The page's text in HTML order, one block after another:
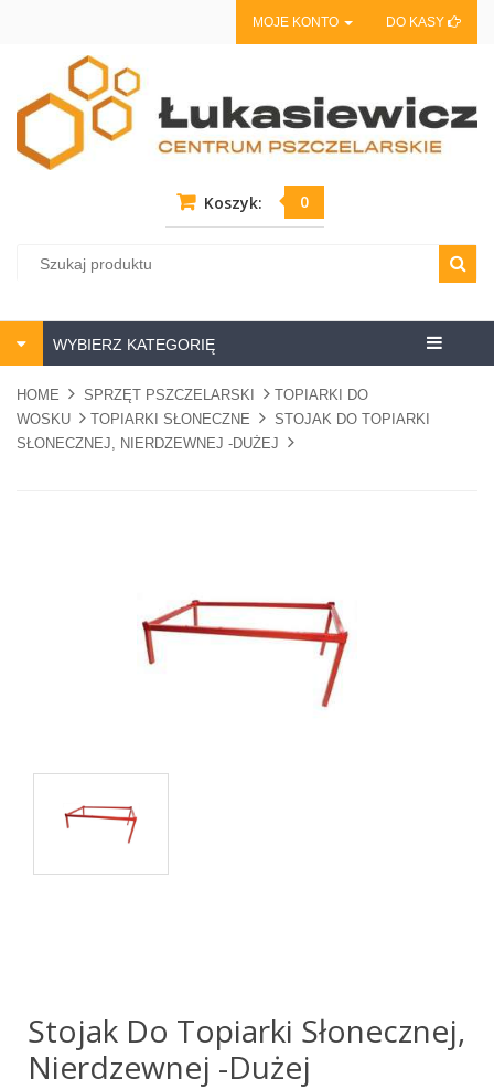
MOJE KONTO DO KASY
Koszyk: 0
Centrum
WYBIERZ KATEGORIĘ
HOME SPRZĘT PSZCZELARSKI
TOPIARKI DO
WOSKU
TOPIARKI SŁONECZNE
STOJAK DO TOPIARKI
SŁONECZNEJ, NIERDZEWNEJ -DUŻEJ
Stojak Do Topiarki Słonecznej,
Nierdzewnej -dużej